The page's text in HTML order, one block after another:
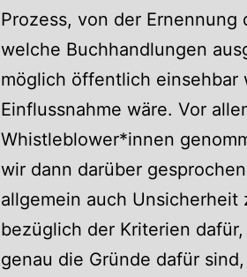
Prozess, von der
welche Buchhandlungen
möglich öffentlich einsehbar
Einflussnahme wäre. Vor
Whistleblower*innen
wir dann darüber
allgemein auch
bezüglich der Kriterien
genau die Gründe dafür